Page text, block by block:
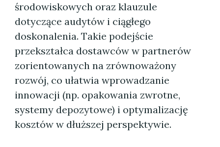
środowiskowych oraz klauzule
dotyczące audytów i ciągłego
doskonalenia. Takie podejście
przekształca dostawców w partnerów
zorientowanych na zrównoważony
rozwój, co ułatwia wprowadzanie
innowacji (np. opakowania zwrotne,
systemy depozytowe) i optymalizację
kosztów w dłuższej perspektywie.